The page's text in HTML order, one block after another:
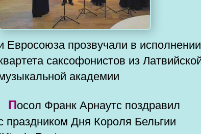
Евросоюза прозвучали в исполнении
саксофонистов из
академии
Посол Франк Арнаутс поздравил
праздником Дня Короля Бельгии